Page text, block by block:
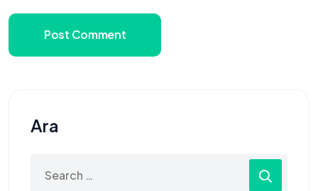
Post Comment
Ara
for: